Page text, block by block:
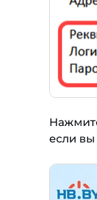
если вы